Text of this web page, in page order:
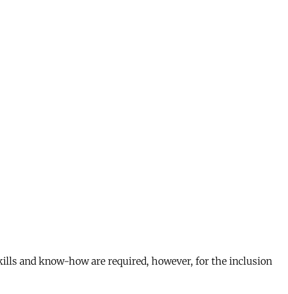
and know-how are required, however, for the inclusion